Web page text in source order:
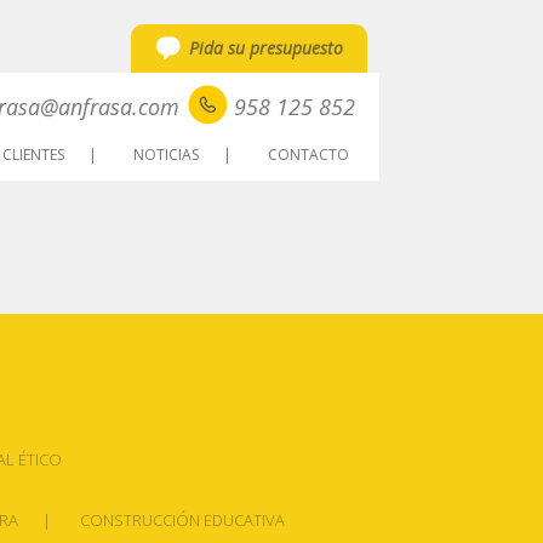
Pida su presupuesto
958 125 852
CLIENTES NOTICIAS CONTACTO
ÉTICO
CONSTRUCCIÓN EDUCATIVA